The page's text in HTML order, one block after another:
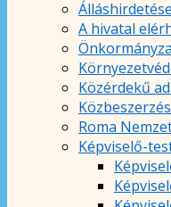
A hivatal
Közérdekű
Roma
Képviselő-